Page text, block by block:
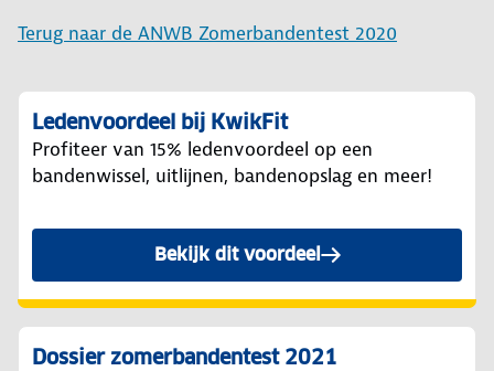
Terug naar de ANWB Zomerbandentest 2020
Ledenvoordeel bij KwikFit
Profiteer van 15% ledenvoordeel op een
bandenwissel, uitlijnen, bandenopslag en meer!
Bekijk dit voordeel
Dossier zomerbandentest 2021